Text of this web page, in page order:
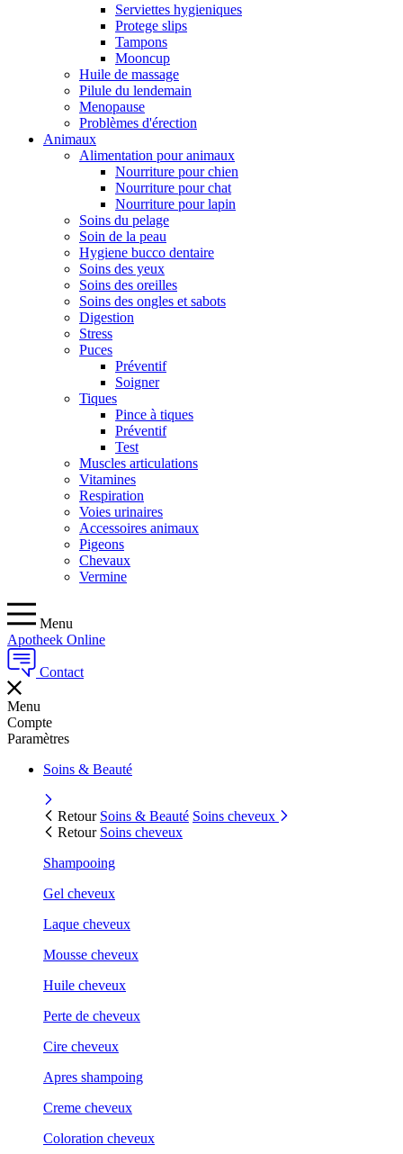
Serviettes hygieniques
Protege slips
Tampons
Mooncup
Huile de massage
Pilule du lendemain
Menopause
Problèmes d'érection
Animaux
Alimentation pour animaux
Nourriture pour chien
Nourriture pour chat
Nourriture pour lapin
Soins du pelage
Soin de la peau
Hygiene bucco dentaire
Soins des yeux
Soins des oreilles
Soins des ongles et sabots
Digestion
Stress
Puces
Préventif
Soigner
Tiques
Pince à tiques
Préventif
Test
Muscles articulations
Vitamines
Respiration
Voies urinaires
Accessoires animaux
Pigeons
Chevaux
Vermine
Menu
Apotheek Online
Contact
Menu
Compte
Paramètres
Soins & Beauté
Retour Soins & Beauté Soins cheveux
Retour Soins cheveux
Shampooing
Gel cheveux
Laque cheveux
Mousse cheveux
Huile cheveux
Perte de cheveux
Cire cheveux
Apres shampoing
Creme cheveux
Coloration cheveux